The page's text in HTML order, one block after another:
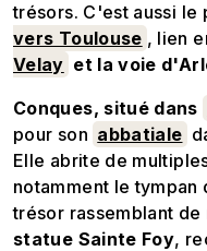
trésors. C'est aussi le
vers Toulouse , lien
Velay et la voie
Conques, situé dans
pour son abbatiale
Elle abrite de
notamment le tympan
trésor rassemblant
statue Sainte Foy,